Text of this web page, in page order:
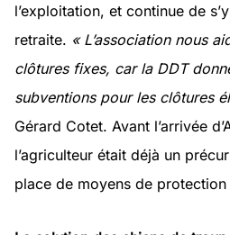
l’exploitation, et continue de
retraite. « L’association nous
clôtures fixes, car la DDT
subventions pour les clôtures
Gérard Cotet. Avant l’arrivée
l’agriculteur était déjà un
place de moyens de